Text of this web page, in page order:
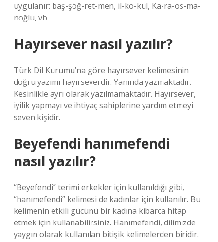
uygulanır: baş-şöğ-ret-men, il-ko-kul, Ka-ra-os-ma-
noğlu, vb.
Hayırsever nasıl yazılır?
Türk Dil Kurumu’na göre hayırsever kelimesinin
doğru yazımı hayırseverdir. Yanında yazmaktadır.
Kesinlikle ayrı olarak yazılmamaktadır. Hayırsever,
iyilik yapmayı ve ihtiyaç sahiplerine yardım etmeyi
seven kişidir.
Beyefendi hanımefendi
nasıl yazılır?
“Beyefendi” terimi erkekler için kullanıldığı gibi,
“hanımefendi” kelimesi de kadınlar için kullanılır. Bu
kelimenin etkili gücünü bir kadına kibarca hitap
etmek için kullanabilirsiniz. Hanımefendi, dilimizde
yaygın olarak kullanılan bitişik kelimelerden biridir.